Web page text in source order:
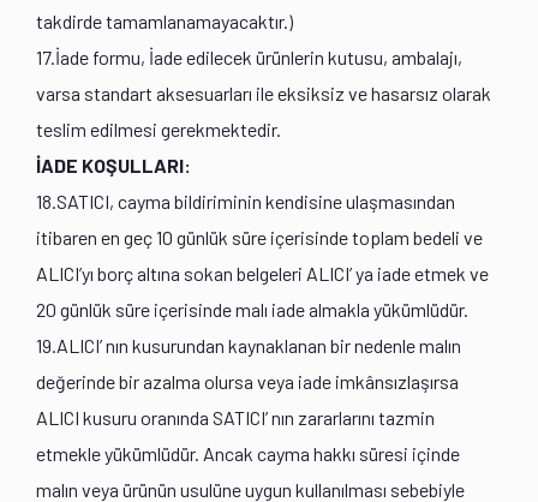
takdirde tamamlanamayacaktır.)
17.İade formu, İade edilecek ürünlerin kutusu, ambalajı,
varsa standart aksesuarları ile eksiksiz ve hasarsız olarak
teslim edilmesi gerekmektedir.
İADE KOŞULLARI:
18.SATICI, cayma bildiriminin kendisine ulaşmasından
itibaren en geç 10 günlük süre içerisinde toplam bedeli ve
ALICI’yı borç altına sokan belgeleri ALICI’ ya iade etmek ve
20 günlük süre içerisinde malı iade almakla yükümlüdür.
19.ALICI’ nın kusurundan kaynaklanan bir nedenle malın
değerinde bir azalma olursa veya iade imkânsızlaşırsa
ALICI kusuru oranında SATICI’ nın zararlarını tazmin
etmekle yükümlüdür. Ancak cayma hakkı süresi içinde
malın veya ürünün usulüne uygun kullanılması sebebiyle